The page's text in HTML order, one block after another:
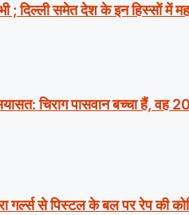
; दिल्ली समेत देश के इन हिस्सों में
चिराग पासवान बच्चा हैं,
गर्ल्स से पिस्टल के बल पर रेप की